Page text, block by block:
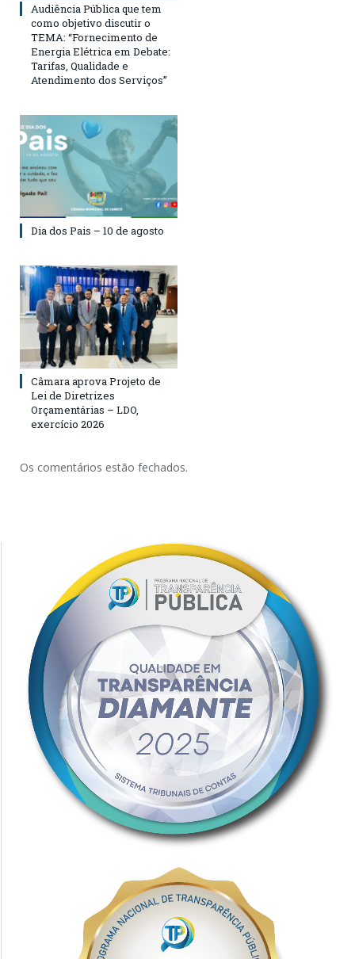
Audiência Pública que tem
como objetivo discutir o
TEMA: “Fornecimento de
Energia Elétrica em Debate:
Tarifas, Qualidade e
Atendimento dos Serviços”
Dia dos Pais – 10 de agosto
Câmara aprova Projeto de
Lei de Diretrizes
Orçamentárias – LDO,
exercício 2026
Os comentários estão fechados.